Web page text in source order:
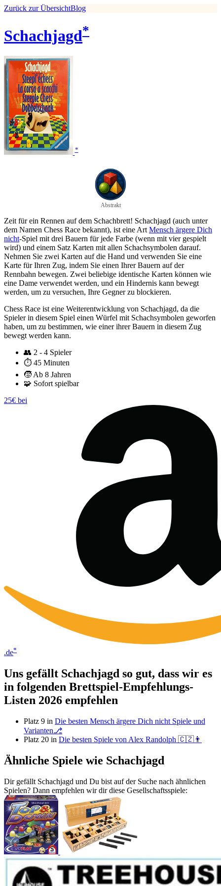
Zurück zur ÜbersichtBlog
Schachjagd*
*
Abstrakt
Zeit für ein Rennen auf dem Schachbrett! Schachjagd (auch unter
dem Namen Chess Race bekannt), ist eine Art Mensch ärgere Dich
nicht-Spiel mit drei Bauern für jede Farbe (wenn mit vier gespielt
wird) und einem Satz Karten mit allen Schachsymbolen darauf.
Nehmen Sie zwei Karten auf die Hand und verwenden Sie eine
Karte für Ihren Zug, indem Sie einen Ihrer Bauern auf der
Rennbahn bewegen. Zwei beliebige identische Karten können wie
eine Dame verwendet werden, und ein Hindernis kann bewegt
werden, um zu versuchen, Ihre Gegner zu blockieren.
Chess Race ist eine Weiterentwicklung von Schachjagd, da die
Spieler in diesem Spiel einen Würfel mit Schachsymbolen geworfen
haben, um zu bestimmen, wie einer ihrer Bauern in diesem Zug
bewegt werden kann.
👥 2 - 4 Spieler
⏱️ 45 Minuten
🧒 Ab 8 Jahren
🧩 Sofort spielbar
25€ bei
.de*
Uns gefällt Schachjagd so gut, dass wir es
in folgenden Brettspiel-Empfehlungs-
Listen 2026 empfehlen
Platz 9 in Die besten Mensch ärgere Dich nicht Spiele und
Varianten⎇
Platz 20 in Die besten Spiele von Alex Randolph 🇨🇿👨
Ähnliche Spiele wie Schachjagd
Dir gefällt Schachjagd und Du bist auf der Suche nach ähnlichen
Spielen? Dann empfehlen wir dir diese Gesellschaftsspiele: